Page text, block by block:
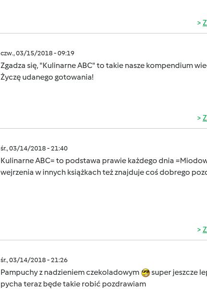
czw., 03/15/2018 - 09:19
Zgadza się, "Kulinarne ABC" to takie nasze kompendium
Życzę udanego gotowania!
śr., 03/14/2018 - 21:40
Kulinarne ABC= to podstawa prawie każdego dnia
wejrzenia w innych książkach też znajduje coś dobrego
śr., 03/14/2018 - 21:26
Pampuchy z nadzieniem czekoladowym
super jeszcze
pycha teraz będe takie robić pozdrawiam